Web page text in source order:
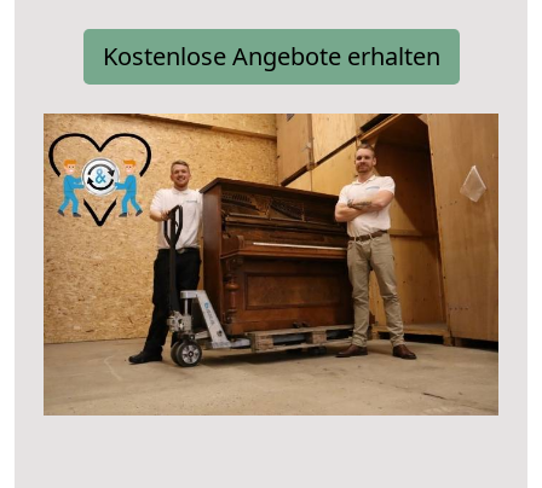
Kostenlose Angebote erhalten